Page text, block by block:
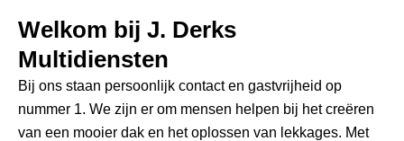
Welkom bij J. Derks
Multidiensten
Bij ons staan persoonlijk contact en gastvrijheid op
nummer 1. We zijn er om mensen helpen bij het creëren
van een mooier dak en het oplossen van lekkages. Met